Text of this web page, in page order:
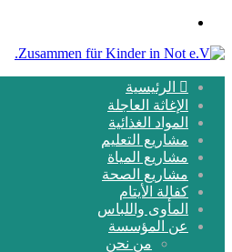
الرئيسية
الإغاثة العاجلة
المواد الغذائية
مشاريع التعليم
مشاريع المياة
مشاريع الصحة
كفالة الأيتام
المأوى واللباس
عن المؤسسة
من نحن